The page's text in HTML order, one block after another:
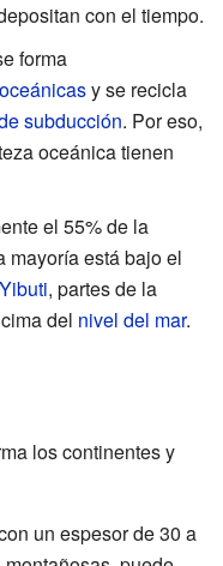
con el tiempo.
forma
y se recicla
subducción. Por eso,
oceánica tienen
el 55% de la
mayoría está bajo el
Yibuti, partes de la
del nivel del mar.
los continentes y
un espesor de 30 a